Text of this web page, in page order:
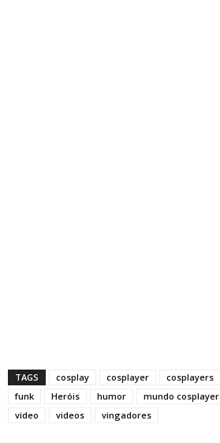
TAGS cosplay cosplayer cosplayers
funk
Heróis humor mundo cosplayer
video
videos vingadores